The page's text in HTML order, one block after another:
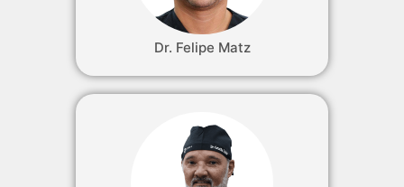
Dr. Felipe Matz